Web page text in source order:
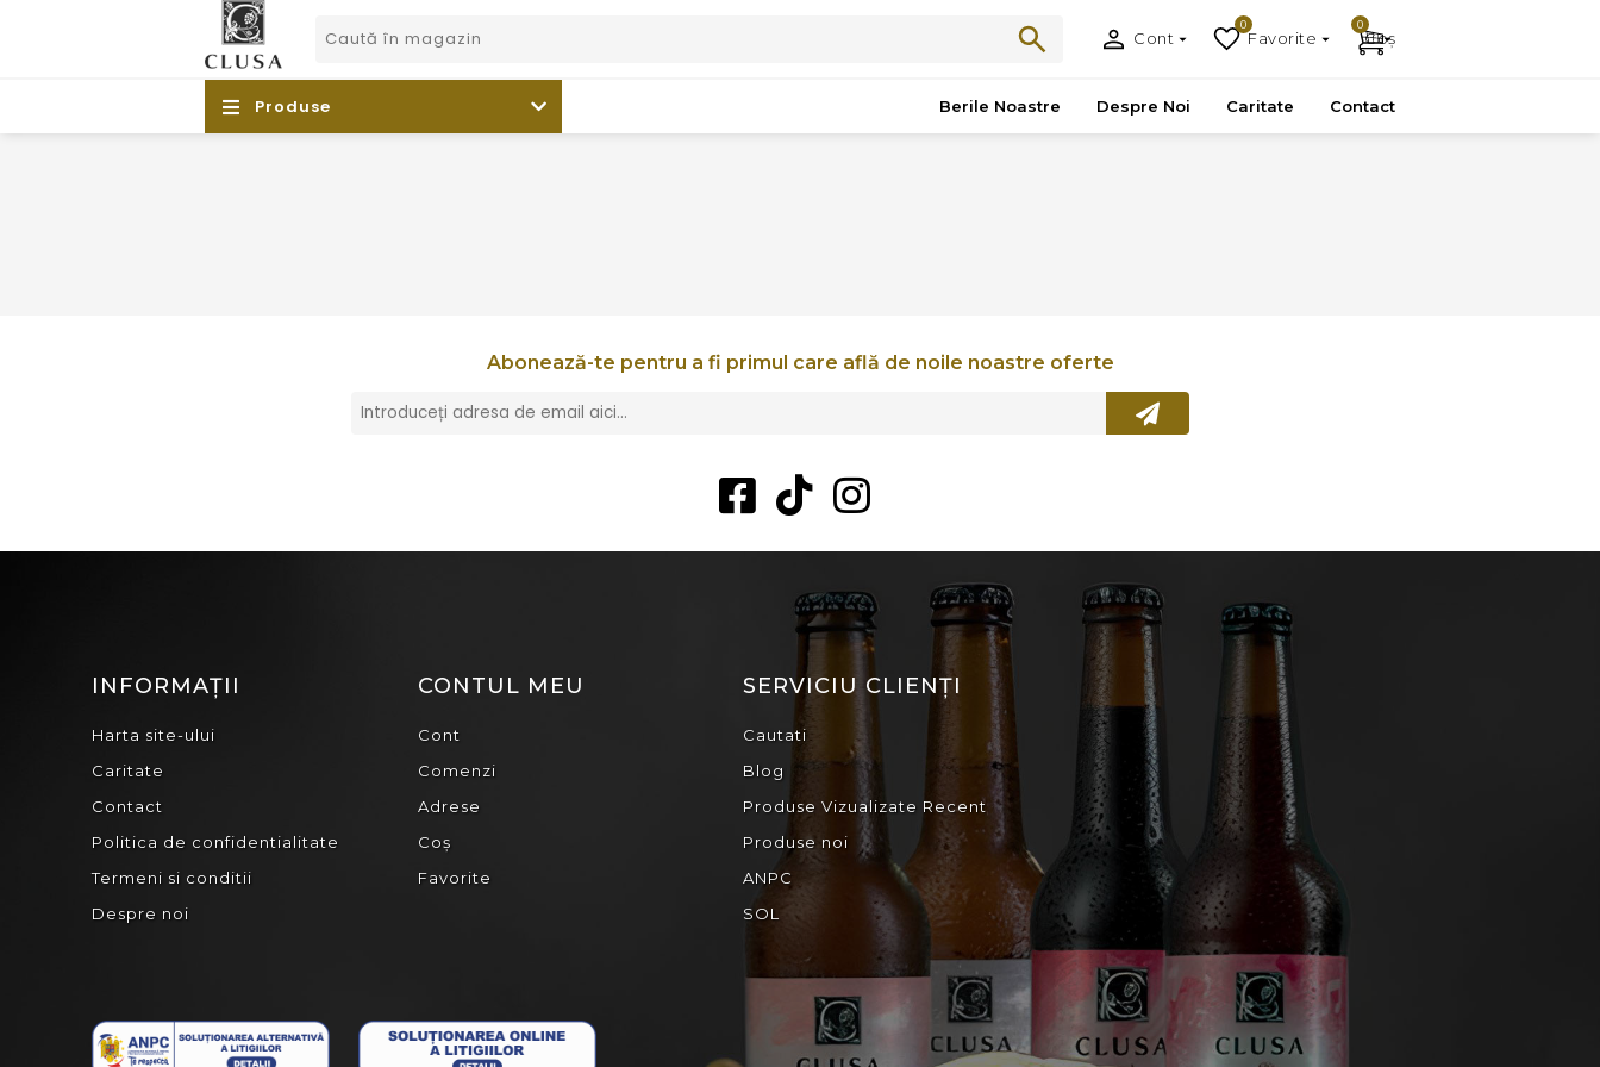
Cont Favorite
0
Coș
0
Berile Noastre Despre Noi Caritate Contact
Produse
IBERICO COMERCIALIZACION
Abonează-te pentru a fi primul care află de noile noastre oferte
INFORMAȚII
Harta site-ului
Caritate
Contact
Politica de confidentialitate
Termeni si conditii
Despre noi
CONTUL MEU
Cont
Comenzi
Adrese
Coș
Favorite
SERVICIU CLIENȚI
Cautati
Blog
Produse Vizualizate Recent
Produse noi
ANPC
SOL